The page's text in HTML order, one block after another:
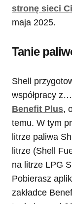
stronę sieci
maja 2025.
Tanie
Shell
współpracy
Benefit Plus,
temu. W tym
litrze paliwa
litrze (Shell
na litrze LPG
Pobierasz
zakładce